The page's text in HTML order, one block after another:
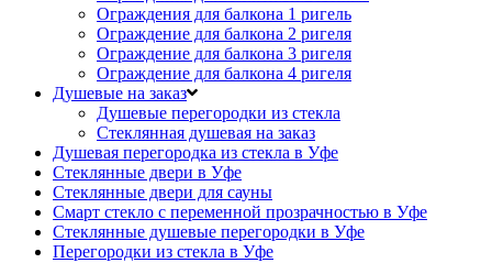
Ограждения для балкона 1 ригель
Ограждение для балкона 2 ригеля
Ограждение для балкона 3 ригеля
Ограждение для балкона 4 ригеля
Душевые на заказ
Душевые перегородки из стекла
Стеклянная душевая на заказ
Душевая перегородка из стекла в Уфе
Стеклянные двери в Уфе
Стеклянные двери для сауны
Смарт стекло с переменной прозрачностью в Уфе
Стеклянные душевые перегородки в Уфе
Перегородки из стекла в Уфе